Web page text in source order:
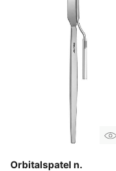
Orbitalspatel n.